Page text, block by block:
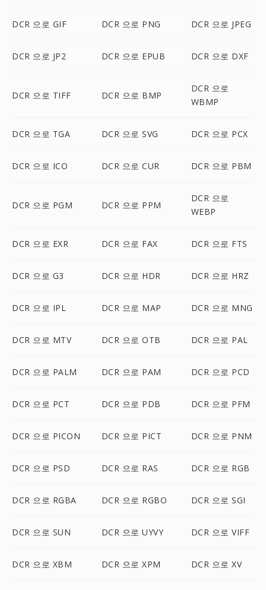
DCR 으로 GIF DCR 으로 PNG DCR 으로 JPEG
DCR 으로 JP2 DCR 으로 EPUB DCR 으로 DXF
DCR 으로 TIFF DCR 으로 BMP
DCR 으로
WBMP
DCR 으로 TGA DCR 으로 SVG DCR 으로 PCX
DCR 으로 ICO DCR 으로 CUR DCR 으로 PBM
DCR 으로 PGM DCR 으로 PPM
DCR 으로
WEBP
DCR 으로 EXR DCR 으로 FAX DCR 으로 FTS
DCR 으로 G3 DCR 으로 HDR DCR 으로 HRZ
DCR 으로 IPL DCR 으로 MAP DCR 으로 MNG
DCR 으로 MTV DCR 으로 OTB DCR 으로 PAL
DCR 으로 PALM DCR 으로 PAM DCR 으로 PCD
DCR 으로 PCT DCR 으로 PDB DCR 으로 PFM
DCR 으로 PICON DCR 으로 PICT DCR 으로 PNM
DCR 으로 PSD DCR 으로 RAS DCR 으로 RGB
DCR 으로 RGBA DCR 으로 RGBO DCR 으로 SGI
DCR 으로 SUN DCR 으로 UYVY DCR 으로 VIFF
DCR 으로 XBM DCR 으로 XPM DCR 으로 XV